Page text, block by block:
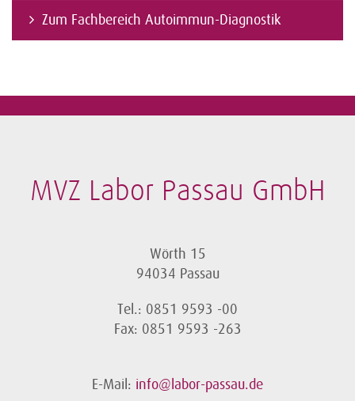
Zum Fachbereich Autoimmun-Diagnostik
MVZ Labor Passau GmbH
Wörth 15
94034 Passau
Tel.: 0851 9593 -00
Fax: 0851 9593 -263
E-Mail: info@labor-passau.de